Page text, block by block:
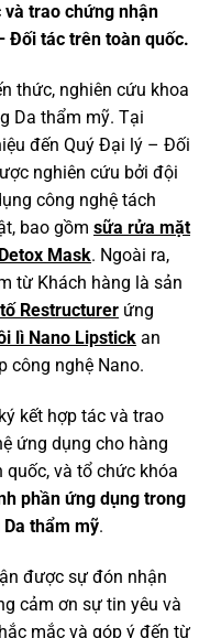
trao chứng nhận
Đối tác trên toàn quốc.
thức, nghiên cứu khoa
Da thẩm mỹ. Tại
đến Quý Đại lý – Đối
nghiên cứu bởi đội
công nghệ tách
bao gồm sữa rửa mặt
Mask. Ngoài ra,
từ Khách hàng là sản
Restructurer ứng
lì Nano Lipstick an
công nghệ Nano.
kết hợp tác và trao
ứng dụng cho hàng
và tổ chức khóa
phần ứng dụng trong
thẩm mỹ.
được sự đón nhận
cảm ơn sự tin yêu và
mắc và góp ý đến từ